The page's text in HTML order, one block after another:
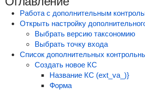
Работа с дополнительным
Открыть настройку
Выбрать версию таксономию
Выбрать точку входа
Список дополнительных
Создать новое КС
Название КС (ext_va_)}
Форма